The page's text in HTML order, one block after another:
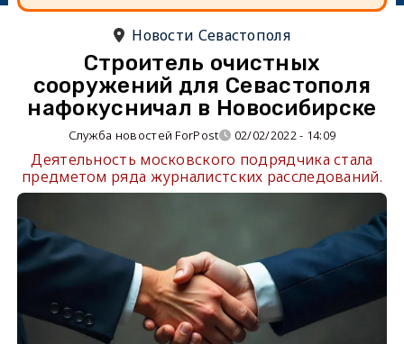
Новости Севастополя
Строитель очистных
сооружений для Севастополя
нафокусничал в Новосибирске
Служба новостей ForPost 02/02/2022 - 14:09
Деятельность московского подрядчика стала
предметом ряда журналистских расследований.